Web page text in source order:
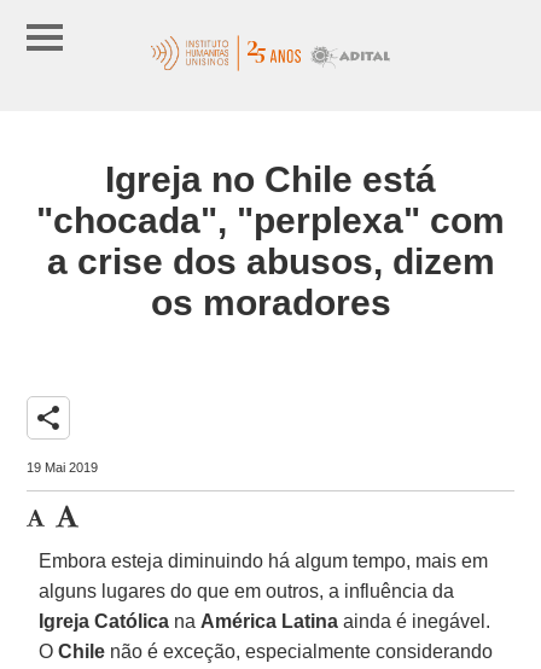
Igreja no Chile está
"chocada", "perplexa" com
a crise dos abusos, dizem
os moradores
share
19 Mai 2019
Embora esteja diminuindo há algum tempo, mais em
alguns lugares do que em outros, a influência da
Igreja Católica na América Latina ainda é inegável.
OChile não é exceção, especialmente considerando